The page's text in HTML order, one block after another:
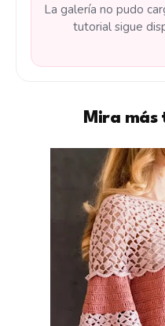
La galería no pudo
tutorial sigue
Mira más